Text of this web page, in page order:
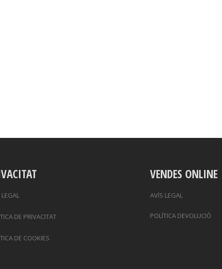
DE PRIVACITAT
DE COOKIES
VENDES ONLINE
AVÍS LEGAL
POLÍTICA DEVOLUCIÓ